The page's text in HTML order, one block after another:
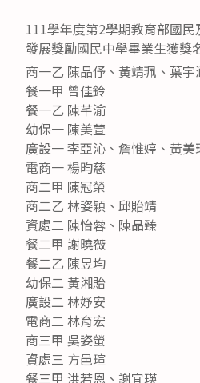
111學年度第2學期教育部國
發展獎勵國民中學畢業生獲獎
商一乙 陳品伃、黃靖珮、葉宇
餐一甲 曾佳鈴
餐一乙 陳芊渝
幼保一 陳美萱
廣設一 李亞沁、詹惟婷、黃美
電商一 楊昀慈
商二甲 陳冠榮
商二乙 林姿穎、邱貽靖
資處二 陳怡蓉、陳品臻
餐二甲 謝曉薇
餐二乙 陳昱均
幼保二 黃湘貽
廣設二 林妤安
電商二 林育宏
商三甲 吳姿螢
資處三 方邑瑄
餐三甲 洪若恩、謝宜瑛